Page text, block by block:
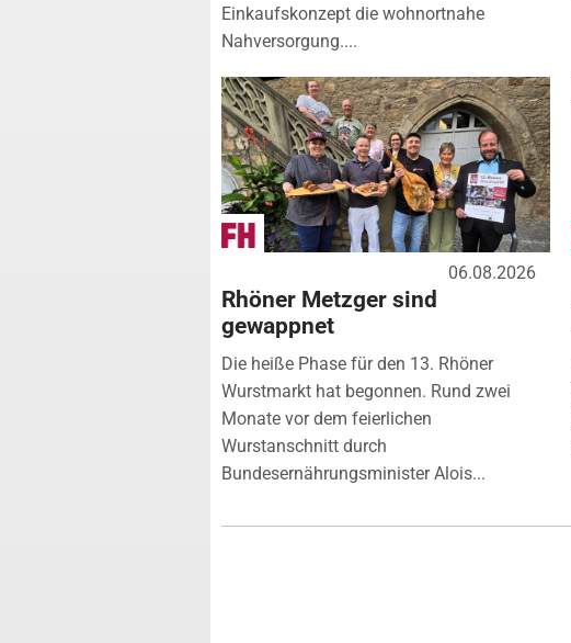
Einkaufskonzept die wohnortnahe
Nahversorgung....
06.08.2026
Rhöner Metzger sind
gewappnet
Die heiße Phase für den 13. Rhöner
Wurstmarkt hat begonnen. Rund zwei
Monate vor dem feierlichen
Wurstanschnitt durch
Bundesernährungsminister Alois...